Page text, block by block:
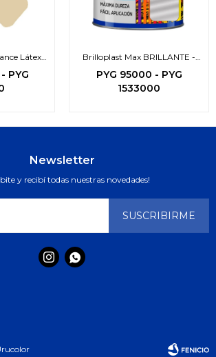
Látex
- PYG
Brilloplast Max BRILLANTE -
3en1-
PYG 95000 - PYG
1533000
Newsletter
y recibí todas nuestras novedades!
SUSCRIBIRME
 